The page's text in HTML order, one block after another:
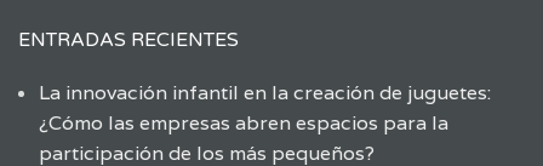
ENTRADAS RECIENTES
La innovación infantil en la creación de juguetes:
¿Cómo las empresas abren espacios para la
participación de los más pequeños?